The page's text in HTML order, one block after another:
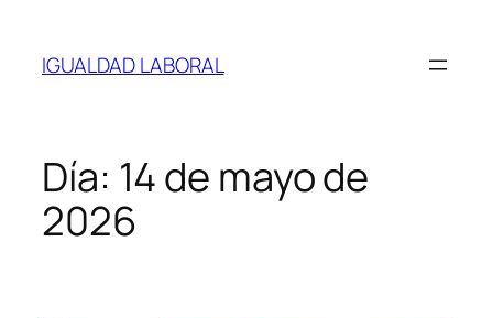
contenido
IGUALDAD LABORAL
Día: 14 de mayo de
2026